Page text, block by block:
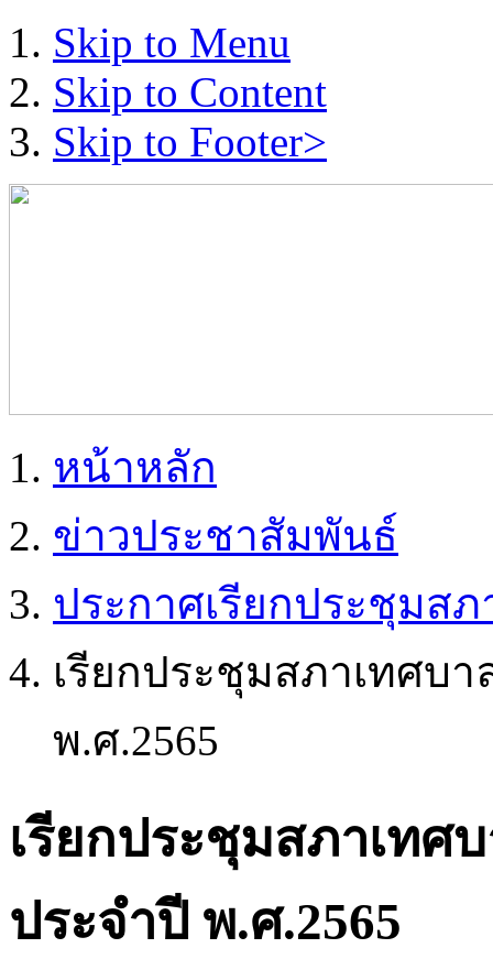
Skip to Menu
Skip to Content
Skip to Footer>
หน้าหลัก
ข่าวประชาสัมพันธ์
ประกาศเรียกประชุมสภ
เรียกประชุมสภาเทศบ
พ.ศ.2565
เรียกประชุมสภาเท
ประจำปี พ.ศ.2565